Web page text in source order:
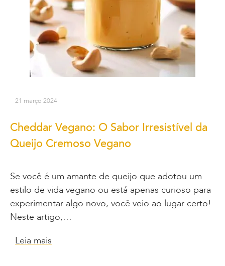
21 março 2024
Cheddar Vegano: O Sabor Irresistível da
Queijo Cremoso Vegano
Se você é um amante de queijo que adotou um
estilo de vida vegano ou está apenas curioso para
experimentar algo novo, você veio ao lugar certo!
Neste artigo,…
Leia mais